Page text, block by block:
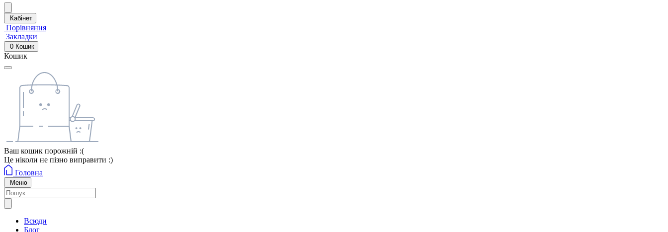
Кабінет
Порівняння
Закладки
0 Кошик
Кошик
Ваш кошик порожній :(
Це ніколи не пізно виправити :)
Головна
Меню
Всюди
Блог